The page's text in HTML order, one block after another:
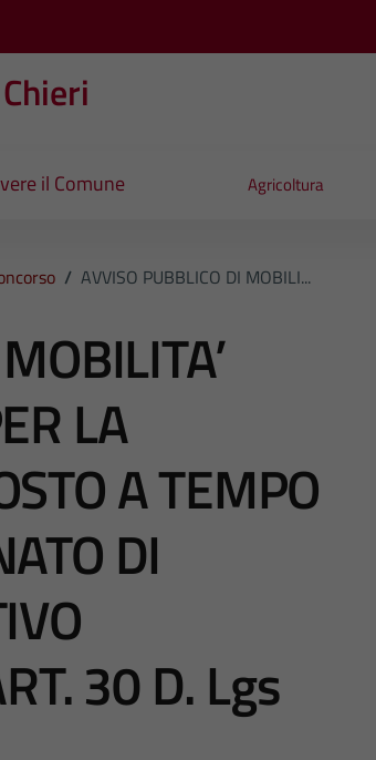
il Comune Agricoltura
/ AVVISO PUBBLICO DI MOBILI...
LA
A TEMPO
DI
30 D. Lgs